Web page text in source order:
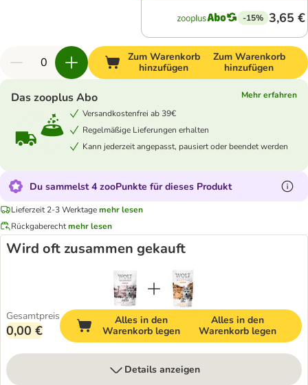
-15% 3,65 €
Zum Warenkorb
hinzufügen
Zum Warenkorb
hinzufügen
Das zooplus Abo
Mehr erfahren
Versandkostenfrei ab 39€
Regelmäßige Lieferungen erhalten
Kann jederzeit angepasst, pausiert oder beendet werden
Du sammelst 4 zooPunkte für dieses Produkt
Lieferzeit 2-3 Werktagemehr lesen
Rückgaberechtmehr lesen
Wird oft zusammen gekauft
Gesamtpreis
0,00 €
Alles in den
Warenkorb legen
Alles in den
Warenkorb legen
Details anzeigen